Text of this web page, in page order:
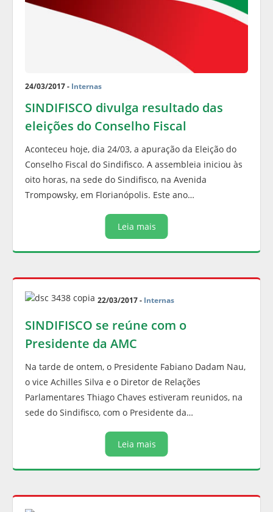
24/03/2017 - Internas
SINDIFISCO divulga resultado das
eleições do Conselho Fiscal
Aconteceu hoje, dia 24/03, a apuração da Eleição do
Conselho Fiscal do Sindifisco. A assembleia iniciou às
oito horas, na sede do Sindifisco, na Avenida
Trompowsky, em Florianópolis. Este ano…
Leia mais
22/03/2017 - Internas
SINDIFISCO se reúne com o
Presidente da AMC
Na tarde de ontem, o Presidente Fabiano Dadam Nau,
o vice Achilles Silva e o Diretor de Relações
Parlamentares Thiago Chaves estiveram reunidos, na
sede do Sindifisco, com o Presidente da…
Leia mais